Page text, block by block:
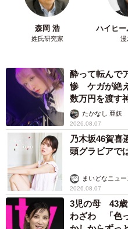
森岡 浩
姓氏研究家
ハイヒ
漫
酔って転んで
惨 ケガが絶
数万円を渡す
たかなし 亜妖
2026.08.07
乃木坂46賀
頭グラビアで
まいどなニュ
2026.08.07
3児の母 43歳
わざわ 「色